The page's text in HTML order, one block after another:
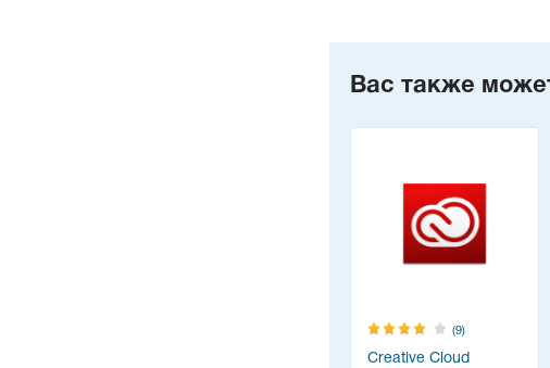
Вас также
(9)
Creative Cloud